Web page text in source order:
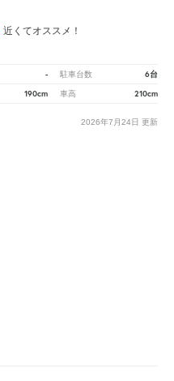
近くてオススメ！
- 駐車台数 6台
190cm 車高 210cm
2026年7月24日 更新